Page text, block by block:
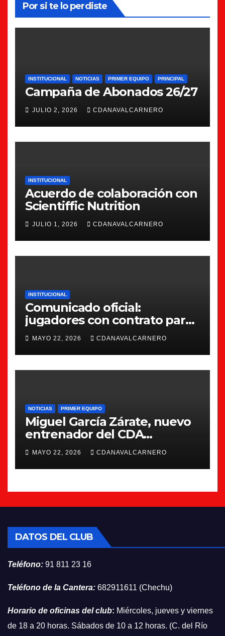
Por si te lo perdiste
INSTITUCIONAL NOTICIAS PRIMER EQUIPO PRINCIPAL
Campaña de Abonados 26/27
JULIO 2, 2026 CDANAVALCARNERO
INSTITUCIONAL
Acuerdo de colaboración con
Scientiffic Nutrition
JULIO 1, 2026 CDANAVALCARNERO
INSTITUCIONAL
Comunicado oficial:
jugadores con contrato para
la 26/27
MAYO 22, 2026 CDANAVALCARNERO
NOTICIAS PRIMER EQUIPO
Miguel García Zárate, nuevo
entrenador del CDA
Navalcarnero
MAYO 22, 2026 CDANAVALCARNERO
DATOS DEL CLUB
Teléfono: 91 811 23 16
Teléfono de la Cantera: 682911611 (Chechu)
Horario de oficinas del club: Miércoles, jueves y viernes
de 18 a 20 horas. Sábados de 10 a 12 horas. (C. del Río